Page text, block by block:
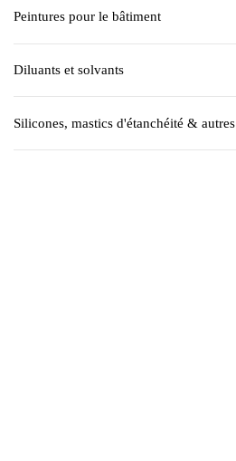
Peintures pour le bâtiment
Diluants et solvants
Silicones, mastics d'étanchéité & autres